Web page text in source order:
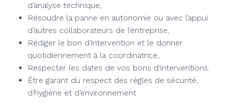
d’analyse technique,
Résoudre la panne en autonomie ou avec l’appui
d’autres collaborateurs de l’entreprise,
Rédiger le bon d’intervention et le donner
quotidiennement à la coordinatrice,
Respecter les dates de vos bons d’interventions.
Être garant du respect des règles de sécurité,
d’hygiène et d’environnement